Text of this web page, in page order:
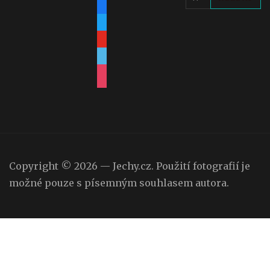
Copyright © 2026 — Jechy.cz. Použití fotografií je
možné pouze s písemným souhlasem autora.